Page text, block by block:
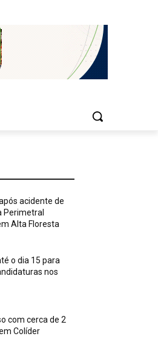
acidente de
Perimetral
Alta Floresta
o dia 15 para
nos
com cerca de 2
Colíder